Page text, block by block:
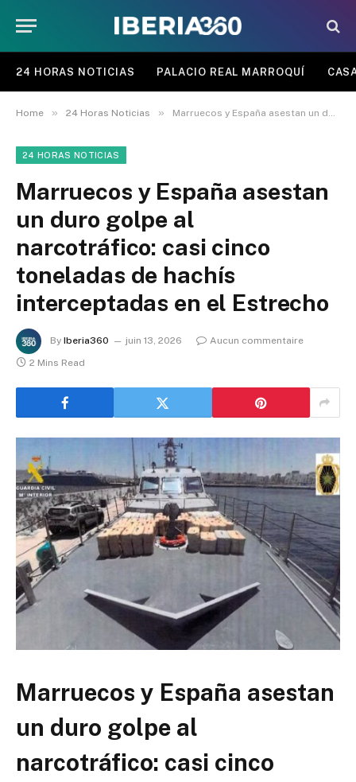
24 HORAS NOTICIAS PALACIO REAL MARROQUÍ
Home » 24 Horas Noticias » Marruecos y España asestan un duro golpe al narcotráfico: casi cinco toneladas de hachís interceptadas en el Estrecho
24 HORAS NOTICIAS
Marruecos y España asestan
un duro golpe al
narcotráfico: casi cinco
toneladas de hachís
interceptadas en el Estrecho
By Iberia360 juin 13, 2026
Aucun commentaire
2 Mins Read
Marruecos y España asestan
un duro golpe al
narcotráfico: casi cinco